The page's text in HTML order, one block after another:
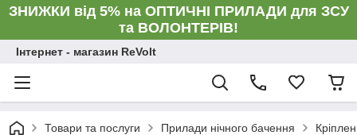
ЗНИЖКИ від 5% на ОПТИЧНІ ПРИЛАДИ для ЗСУ
та ВОЛОНТЕРІВ!
Інтернет - магазин ReVolt
Товари та послуги Прилади нічного бачення